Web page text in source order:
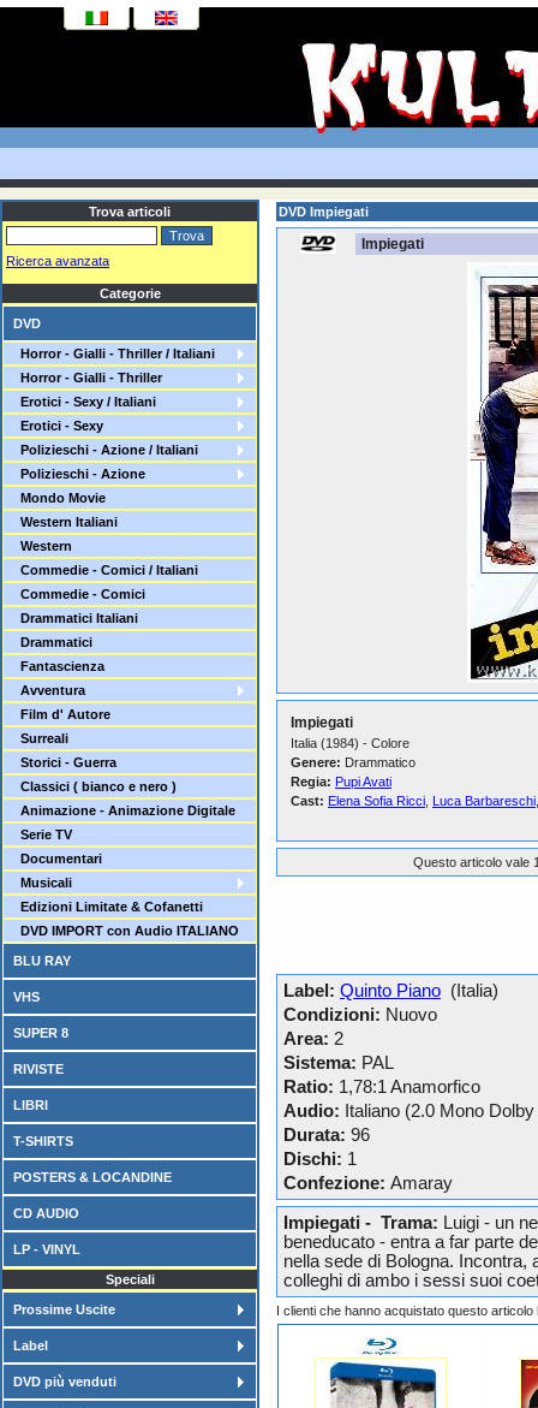
Trova articoli
Ricerca avanzata
Categorie
DVD
Horror - Gialli - Thriller / Italiani
Horror - Gialli - Thriller
Erotici - Sexy / Italiani
Erotici - Sexy
Polizieschi - Azione / Italiani
Polizieschi - Azione
Mondo Movie
Western Italiani
Western
Commedie - Comici / Italiani
Commedie - Comici
Drammatici Italiani
Drammatici
Fantascienza
Avventura
Film d' Autore
Surreali
Storici - Guerra
Classici ( bianco e nero )
Animazione - Animazione Digitale
Serie TV
Documentari
Musicali
Edizioni Limitate & Cofanetti
DVD IMPORT con Audio ITALIANO
BLU RAY
VHS
SUPER 8
RIVISTE
LIBRI
T-SHIRTS
POSTERS & LOCANDINE
CD AUDIO
LP - VINYL
Speciali
Prossime Uscite
Label
DVD più venduti
DVD Impiegati
Impiegati
Impiegati
Italia (1984) - Colore
Genere: Drammatico
Regia: Pupi Avati
Cast: Elena Sofia Ricci Luca Barbareschi
Questo articolo vale
Label: Quinto Piano (Italia)
Condizioni: Nuovo
Area: 2
Sistema: PAL
Ratio: 1,78:1 Anamorfico
Audio: Italiano (2.0 Mono
Durata: 96
Dischi: 1
Confezione: Amaray
Impiegati - Trama: Luigi - un
beneducato - entra a far parte
nella sede di Bologna. Incontra,
colleghi di ambo i sessi suoi
I clienti che hanno acquistato questo